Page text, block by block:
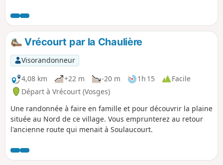
Vrécourt par la Chaulière
Visorandonneur
4,08 km
+22 m -20 m 1h 15
Facile
Départ à Vrécourt (Vosges)
Une randonnée à faire en famille et pour découvrir la plaine
située au Nord de ce village. Vous emprunterez au retour
l'ancienne route qui menait à Soulaucourt.